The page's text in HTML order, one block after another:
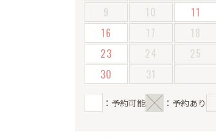
9
10 11
16
17 18
23
24 25
30
31
：予約可能 ：予約あり